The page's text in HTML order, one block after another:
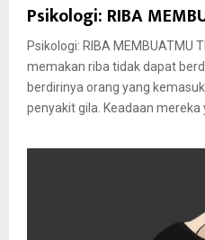
Psikologi: RIBA
Psikologi: RIBA MEMBUATMU
memakan riba tidak dapat
berdirinya orang yang
penyakit gila. Keadaan mereka